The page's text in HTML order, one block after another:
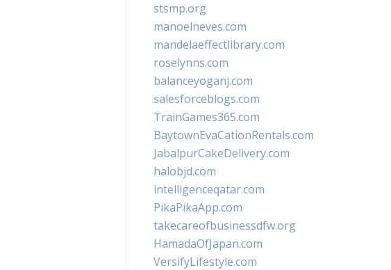
stsmp.org
manoelneves.com
mandelaeffectlibrary.com
roselynns.com
balanceyoganj.com
salesforceblogs.com
TrainGames365.com
BaytownEvaCationRentals.com
JabalpurCakeDelivery.com
halobjd.com
intelligenceqatar.com
PikaPikaApp.com
takecareofbusinessdfw.org
HamadaOfJapan.com
VersifyLifestyle.com